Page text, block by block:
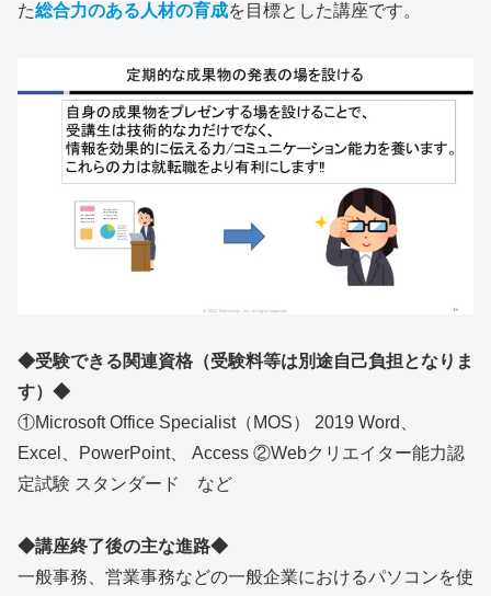
た総合力のある人材の育成を目標とした講座です。
◆受験できる関連資格（受験料等は別途自己負担となりま
す）◆
①Microsoft Office Specialist（MOS） 2019 Word、
Excel、PowerPoint、 Access ②Webクリエイター能力認
定試験 スタンダード など
◆講座終了後の主な進路◆
一般事務、営業事務などの一般企業におけるパソコンを使